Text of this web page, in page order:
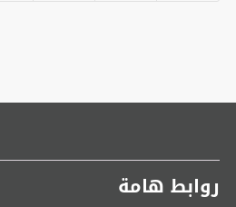
روابط هامة